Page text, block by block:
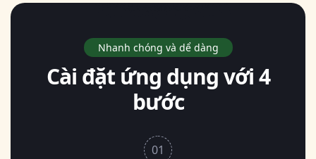
Nhanh chóng và dể dàng
Cài đặt ứng dụng với 4
bước
01